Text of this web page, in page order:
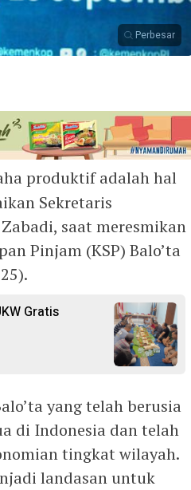
Perbesar
produktif adalah hal
Sekretaris
saat meresmikan
Pinjam (KSP) Balo’ta
Gratis
yang telah berusia
di Indonesia dan telah
tingkat wilayah.
landasan untuk